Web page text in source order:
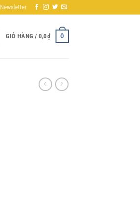
Newsletter
GIỎ HÀNG / 0,0₫ 0